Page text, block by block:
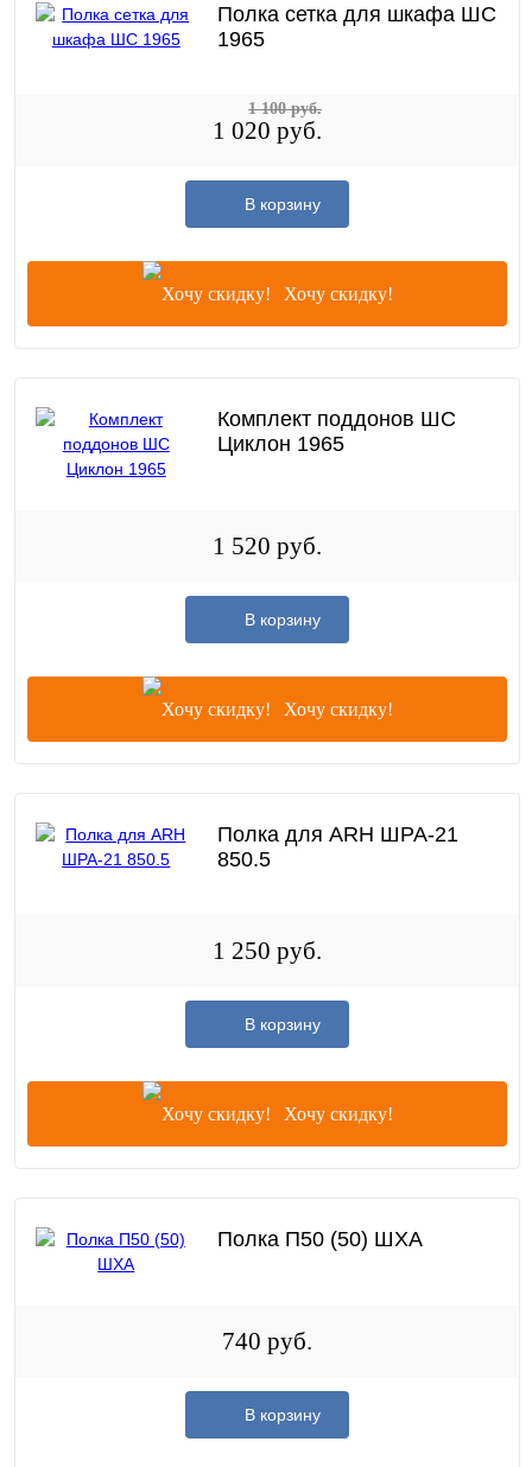
Полка сетка для шкафа ШС
1965
1 020 руб.
1 100 руб.
В корзину
Хочу скидку!
Комплект поддонов ШС
Циклон 1965
1 520 руб.
В корзину
Хочу скидку!
Полка для ARH ШРА-21
850.5
1 250 руб.
В корзину
Хочу скидку!
Полка П50 (50) ШХА
740 руб.
В корзину